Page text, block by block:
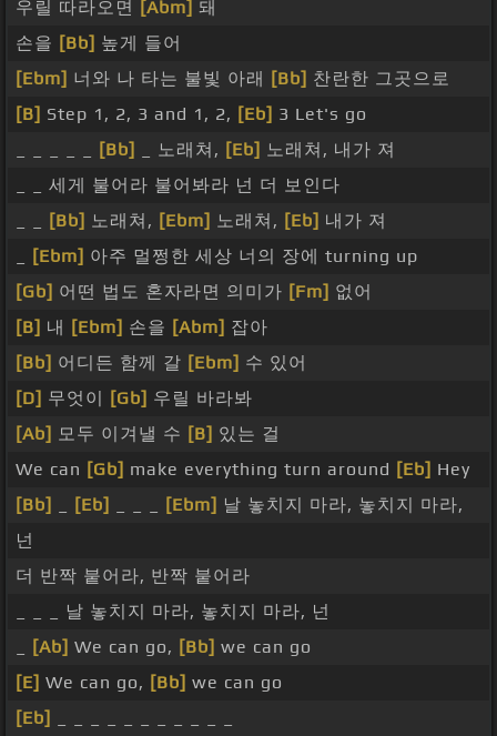
우릴 따라오면 [Abm] 돼
손을 [Bb] 높게 들어
[Ebm] 너와 나 타는 불빛 아래 [Bb] 찬란한 그곳으로
[B] Step 1, 2, 3 and 1, 2, [Eb] 3 Let's go
[Bb] _ 노래쳐, [Eb] 노래쳐, 내가 져
_ _ 세게 불어라 불어봐라 넌 더 보인다
[Bb] 노래쳐, [Ebm] 노래쳐, [Eb] 내가 져
[Ebm] 아주 멀쩡한 세상 너의 장에 turning up
[Gb] 어떤 법도 혼자라면 의미가 [Fm] 없어
[B] 내 [Ebm] 손을 [Abm] 잡아
[Bb] 어디든 함께 갈 [Ebm] 수 있어
[D] 무엇이 [Gb] 우릴 바라봐
[Ab] 모두 이겨낼 수 [B] 있는 걸
We can [Gb] make everything turn around [Eb] Hey
[Bb]
[Eb] [Ebm] 날 놓치지 마라, 놓치지 마라,
넌
더 반짝 붙어라, 반짝 붙어라
_ _ _ 날 놓치지 마라, 놓치지 마라, 넌
[Ab] We can go, [Bb] we can go
[E] We can go, [Bb] we can go
[Eb]